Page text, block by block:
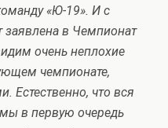
«Ю-19». И с
заявлена в Чемпионат
очень неплохие
чемпионате,
Естественно, что вся
в первую очередь